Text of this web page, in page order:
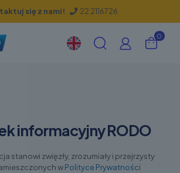
się z nami! 22 2116726
0
informacyjny RODO
stanowi zwięzły, zrozumiały i przejrzysty
wPolityce Prywatności